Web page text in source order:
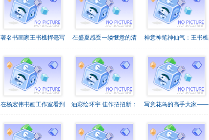
著名书画家王书樵挥毫写 在盛夏感受一缕惬意的清 神意神笔神仙气：王书樵
在杨宏伟书画工作室看到 油彩绘环宇 佳作招招新： 写意花鸟的高手大家——